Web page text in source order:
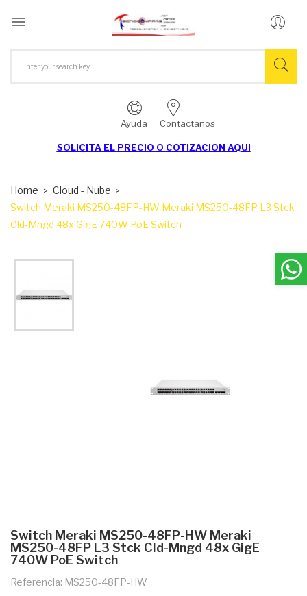

Ayuda Contactanos
SOLICITA EL PRECIO O COTIZACION AQUI
Home
Cloud - Nube
Switch Meraki MS250-48FP-HW Meraki MS250-48FP L3 Stck
Cld-Mngd 48x GigE 740W PoE Switch
Switch Meraki MS250-48FP-HW Meraki
MS250-48FP L3 Stck Cld-Mngd 48x GigE
740W PoE Switch
Referencia: MS250-48FP-HW